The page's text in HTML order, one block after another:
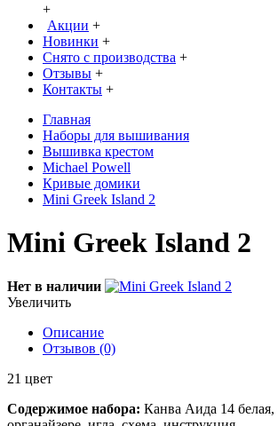
+
Акции +
Новинки +
Снято с производства +
Отзывы +
Контакты +
Главная
Наборы для вышивания
Вышивка крестом
Michael Powell
Кривые домики
Mini Greek Island 2
Mini Greek Island 2
Нет в наличии
Увеличить
Описание
Отзывов (0)
21 цвет
Содержимое набора: Канва Аида 14